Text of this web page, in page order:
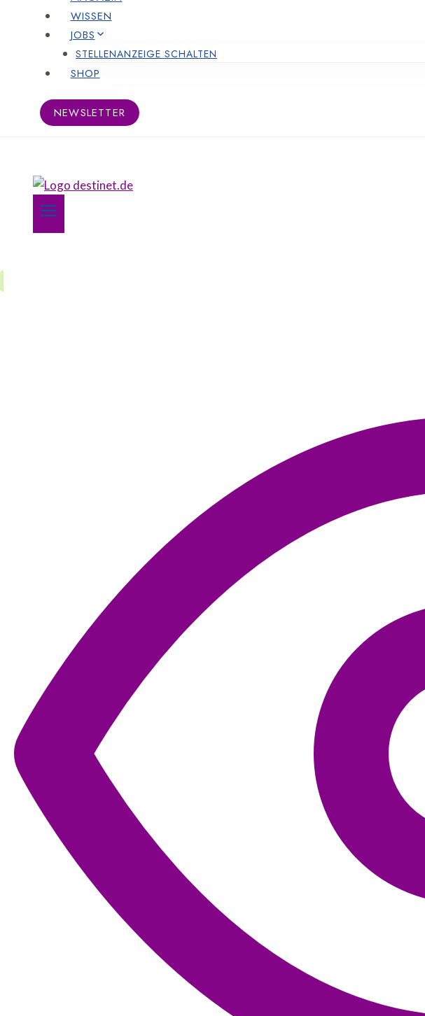
WISSEN
JOBS
STELLENANZEIGE SCHALTEN
SHOP
NEWSLETTER